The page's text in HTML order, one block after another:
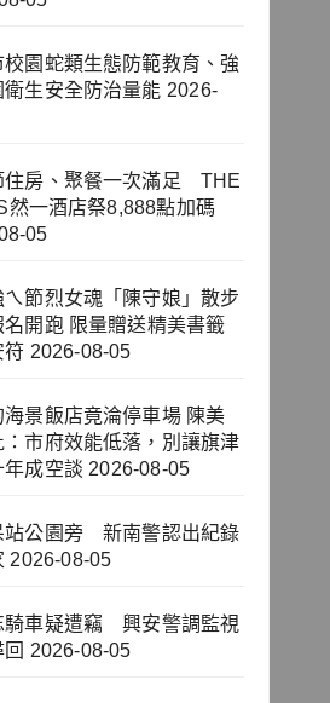
校園蛇類生態防範教育、強
衛生安全防治量能 2026-
住房、聚餐一次滿足 THE
然一酒店祭8,888點加碼
05
ㄟ節烈女魂「陳守娘」散步
名開跑 限量贈送精美書籤
符 2026-08-05
海景飯店竟淪停車場 陳美
：市府效能低落，別讓旗津
年成空談 2026-08-05
站公園旁 新南警認出紀錄
2026-08-05
騎車疑遭竊 興安警調監視
2026-08-05